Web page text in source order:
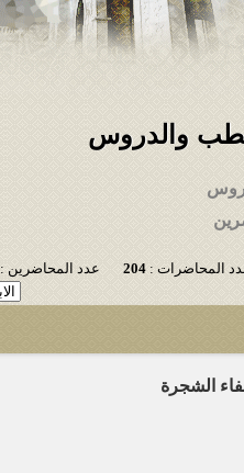
والدروس
المحاضرات :204 عدد المحاضرين :
الشجرة